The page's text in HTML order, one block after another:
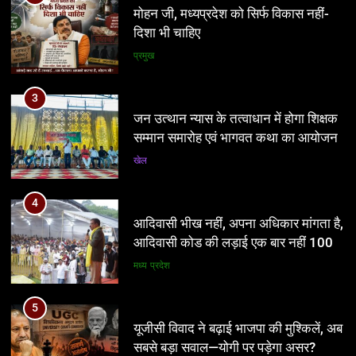
जन उत्थान न्यास के तत्वाधान में होगा शिक्षक
सम्मान समारोह एवं भागवत कथा का आयोजन
खेल
4
आदिवासी भीख नहीं, अपना अधिकार मांगता है,
आदिवासी कोड की लड़ाई एक बार नहीं 100
बार लड़ेंगे: उमंग सिंघार
मध्य प्रदेश
5
यूजीसी विवाद ने बढ़ाई भाजपा की मुश्किलें, अब
सबसे बड़ा सवाल—योगी पर पड़ेगा असर?
नई दिल्ली
6
आठवां वेतनमान अटका, एक करोड़ से ज्यादा
परिवारों की नजर सरकार पर
5
यूजीसी विवाद ने बढ़ाई भाजपा की मुश्किलें, अब